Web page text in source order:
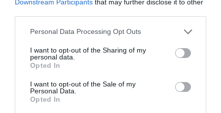
Downstream Participants that may further disclose it to other
Personal Data Processing Opt Outs
I want to opt-out of the Sharing of my
personal data.
Opted In
I want to opt-out of the Sale of my
Personal Data.
Opted In
Παπαμάρκου. Παίζουν: Αριέττα Μουτούση, Μαρία
Λογοθέτη, Δημήτρης Λιόλιος. Στο ρόλο του μπάρμπα-
Μοναχάκη εμφανίζεται κινηματογραφικά ο Θοδωρής
Κατσαφάδος
Ταυτότητα